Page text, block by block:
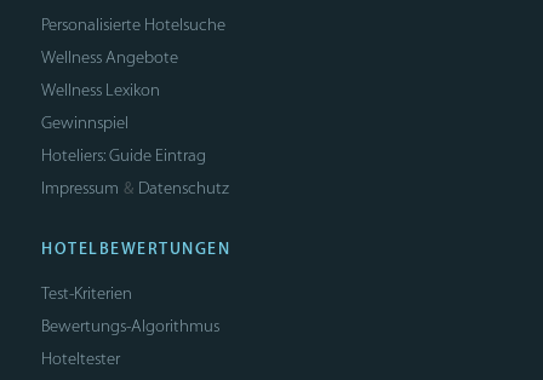
Personalisierte Hotelsuche
Wellness Angebote
Wellness Lexikon
Gewinnspiel
Hoteliers: Guide Eintrag
Impressum & Datenschutz
HOTELBEWERTUNGEN
Test-Kriterien
Bewertungs-Algorithmus
Hoteltester